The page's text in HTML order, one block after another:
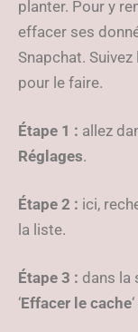
planter. Pour y
effacer ses
Snapchat.
pour le faire.
Étape 1 : allez
Réglages.
Étape 2 : ici,
la liste.
Étape 3 : dans la
‘Effacer le cache